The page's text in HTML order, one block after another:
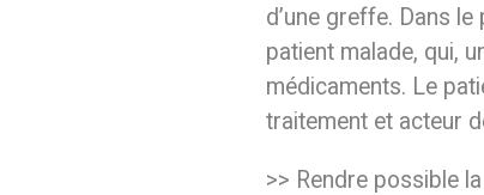
d’une greffe. Dans
patient malade, qui,
médicaments. Le
traitement et acteur
>> Rendre possible la